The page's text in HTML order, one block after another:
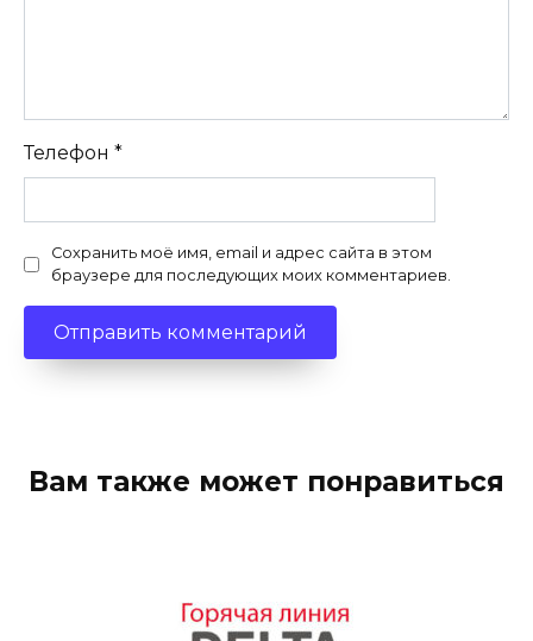
Телефон *
Сохранить моё имя, email и адрес сайта в этом
браузере для последующих моих комментариев.
Вам также может понравиться